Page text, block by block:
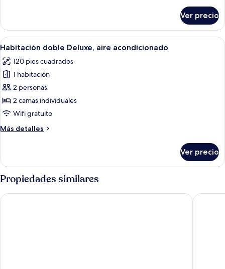
doble
Confort
Ver precio
Abrir
todas
las
fotos
de
Habitación
doble
aire
Una cama individual con una colcha
2
Habitación doble Deluxe, aire acondicionado
120 pies cuadrados
1 habitación
2 personas
2 camas individuales
Wifi gratuito
Más detalles
Más
doble
Deluxe,
aire
acondicionado
Ver precio
Propiedades similares
Hotel Buddha Residency Hotel